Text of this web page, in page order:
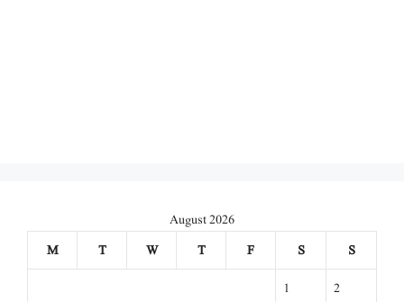
August 2026
M
T W T F S
S
1
2